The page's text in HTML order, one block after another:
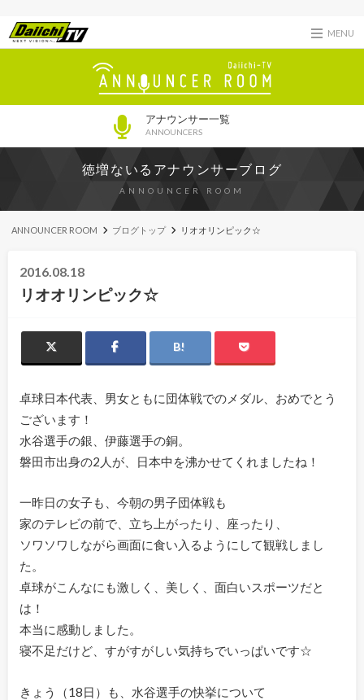
MENU
アナウンサー一覧
ANNOUNCERS
徳増ないるアナウンサーブログ
ANNOUNCER ROOM
ANNOUNCER ROOM ブログトップ リオオリンピック☆
2016.08.18
リオオリンピック☆
卓球日本代表、男女ともに団体戦でのメダル、おめでとう
ございます！
水谷選手の銀、伊藤選手の銅。
磐田市出身の2人が、日本中を沸かせてくれましたね！
一昨日の女子も、今朝の男子団体戦も
家のテレビの前で、立ち上がったり、座ったり、
ソワソワしながら画面に食い入るようにして観戦しまし
た。
卓球がこんなにも激しく、美しく、面白いスポーツだと
は！
本当に感動しました。
寝不足だけど、すがすがしい気持ちでいっぱいです☆
きょう（18日）も、水谷選手の快挙について